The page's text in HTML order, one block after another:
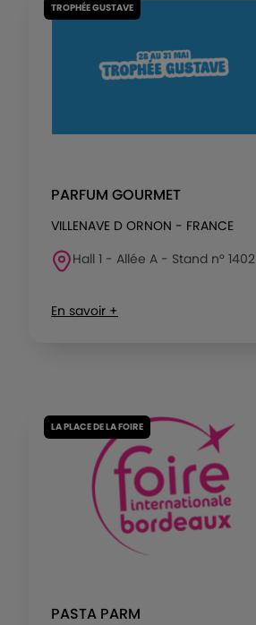
TROPHÉE GUSTAVE
PARFUM GOURMET
VILLENAVE D ORNON - FRANCE
Hall 1 - Allée A - Stand n° 1402
En savoir +
LA PLACE DE LA FOIRE
PASTA PARM